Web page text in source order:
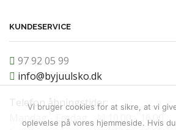
KUNDESERVICE
97 92 05 99
info@byjuulsko.dk
Telefon åbningstider:
Mandag - Fredag kl 10.00 - 16.00
Vi bruger cookies for at sikre, at vi
oplevelse på vores hjemmeside. Hvis